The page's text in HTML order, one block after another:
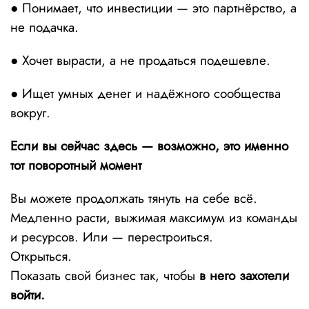
● Понимает, что инвестиции — это партнёрство, а
не подачка.
● Хочет вырасти, а не продаться подешевле.
● Ищет умных денег и надёжного сообщества
вокруг.
Если вы сейчас здесь — возможно, это именно
тот поворотный момент
Вы можете продолжать тянуть на себе всё.
Медленно расти, выжимая максимум из команды
и ресурсов. Или — перестроиться.
Открыться.
Показать свой бизнес так, чтобы в него захотели
войти.